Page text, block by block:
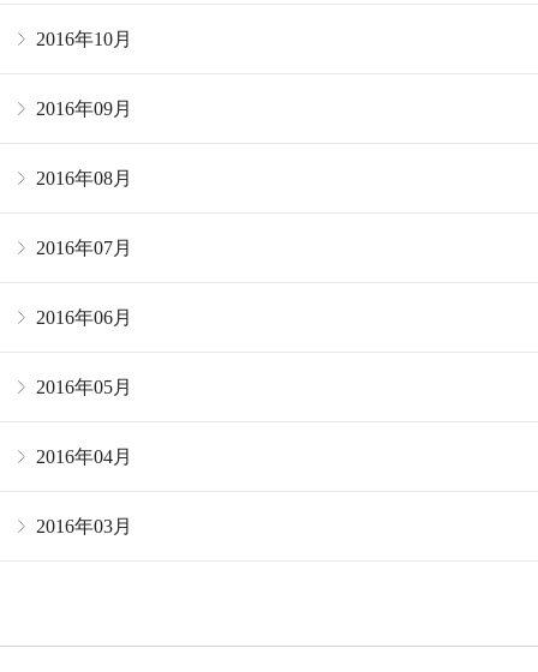
2016年10月
2016年09月
2016年08月
2016年07月
2016年06月
2016年05月
2016年04月
2016年03月